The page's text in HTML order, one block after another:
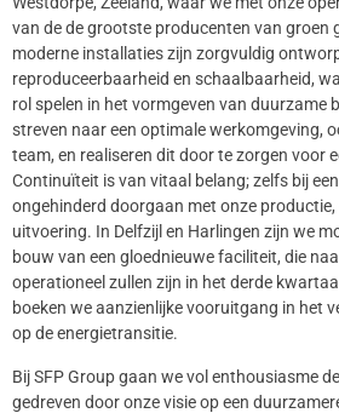
van de de grootste producenten van groen
moderne installaties zijn zorgvuldig
reproduceerbaarheid en schaalbaarheid,
rol spelen in het vormgeven van duurzame
streven naar een optimale werkomgeving,
team, en realiseren dit door te zorgen voor
Continuïteit is van vitaal belang; zelfs bij
ongehinderd doorgaan met onze
uitvoering. In Delfzijl en Harlingen zijn we
bouw van een gloednieuwe faciliteit, die
operationeel zullen zijn in het derde
boeken we aanzienlijke vooruitgang in het
op de energietransitie.
Bij SFP Group gaan we vol enthousiasme
gedreven door onze visie op een